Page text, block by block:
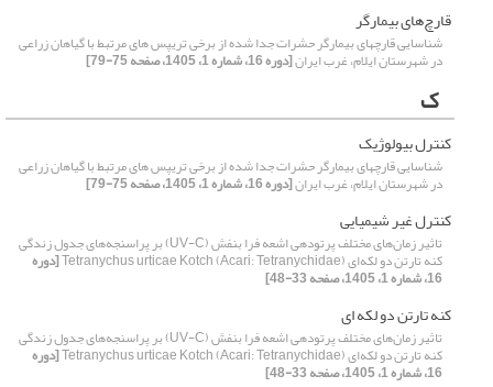
قارچ‌های بیمارگر
شناسایی قارچهای بیمارگر حشرات جدا شده از برخی تریپس های مرتبط با گیاهان زراعی
در شهرستان ایلام، غرب ایران[دوره 16، شماره 1، 1405، صفحه 75-79]
ک
کنترل بیولوژیک
شناسایی قارچهای بیمارگر حشرات جدا شده از برخی تریپس های مرتبط با گیاهان زراعی
در شهرستان ایلام، غرب ایران[دوره 16، شماره 1، 1405، صفحه 75-79]
کنترل غیر شیمیایی
تاثیر زمان‌های مختلف پرتودهی اشعه‌ فرا بنفش (UV-C) بر پراسنجه‌های جدول زندگی
کنه تارتن دو لکه‌ای Tetranychus urticae Kotch (Acari: Tetranychidae) [دوره
16، شماره 1، 1405، صفحه 33-48]
کنه تارتن دو لکه ای
تاثیر زمان‌های مختلف پرتودهی اشعه‌ فرا بنفش (UV-C) بر پراسنجه‌های جدول زندگی
کنه تارتن دو لکه‌ای Tetranychus urticae Kotch (Acari: Tetranychidae) [دوره
16، شماره 1، 1405، صفحه 33-48]